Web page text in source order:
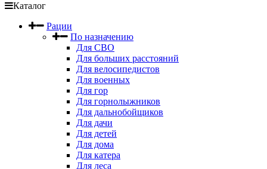
Каталог
Рации
По назначению
Для СВО
Для больших расстояний
Для велосипедистов
Для военных
Для гор
Для горнолыжников
Для дальнобойщиков
Для дачи
Для детей
Для дома
Для катера
Для леса